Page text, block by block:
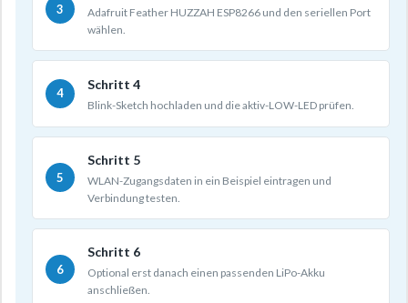
Adafruit Feather HUZZAH ESP8266 und den seriellen Port
wählen.
Schritt 4
Blink-Sketch hochladen und die aktiv-LOW-LED prüfen.
Schritt 5
WLAN-Zugangsdaten in ein Beispiel eintragen und
Verbindung testen.
Schritt 6
Optional erst danach einen passenden LiPo-Akku
anschließen.